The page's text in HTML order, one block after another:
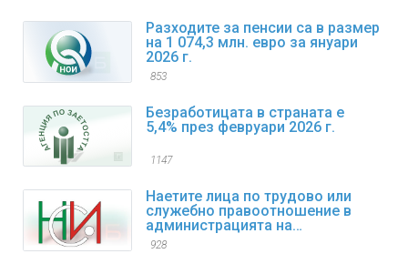
Разходите за пенсии са в размер
на 1 074,3 млн. евро за януари
2026 г.
853
Безработицата в страната е
5,4% през февруари 2026 г.
1147
Наетите лица по трудово или
служебно правоотношение в
администрацията на
изпълнителната власт към края
928